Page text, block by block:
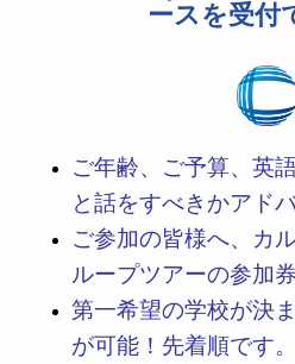
ースを受付
ご年齢、ご予算、英
と話をすべきかアド
ご参加の皆様へ、カ
ループツアーの参加
第一希望の学校が決
が可能！先着順です